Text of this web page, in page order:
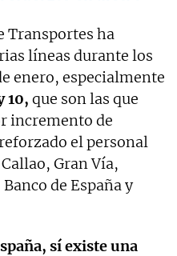
Transportes ha
líneas durante los
enero, especialmente
10, que son las que
incremento de
el personal
Gran Vía,
de España y
sí existe una